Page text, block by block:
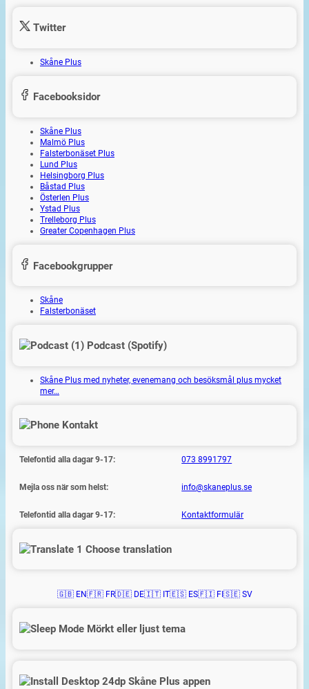
Twitter
Skåne Plus
Facebooksidor
Skåne Plus
Malmö Plus
Falsterbonäset Plus
Lund Plus
Helsingborg Plus
Båstad Plus
Österlen Plus
Ystad Plus
Trelleborg Plus
Greater Copenhagen Plus
Facebookgrupper
Skåne
Falsterbonäset
Podcast (Spotify)
Skåne Plus med nyheter, evenemang och besöksmål plus mycket
mer…
Kontakt
Telefontid alla dagar 9-17: 073 8991797
Mejla oss när som helst: info@skaneplus.se
Telefontid alla dagar 9-17: Kontaktformulär
Choose translation
🇬🇧 EN🇫🇷 FR🇩🇪 DE🇮🇹 IT🇪🇸 ES🇫🇮 FI 🇸🇪 SV
Mörkt eller ljust tema
Skåne Plus appen